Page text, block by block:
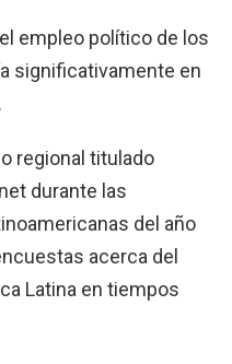
empleo político de los
significativamente en
regional titulado
durante las
del año
acerca del
Latina en tiempos